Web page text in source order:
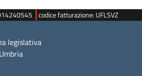
codice fatturazione: UFLSVZ
legislativa